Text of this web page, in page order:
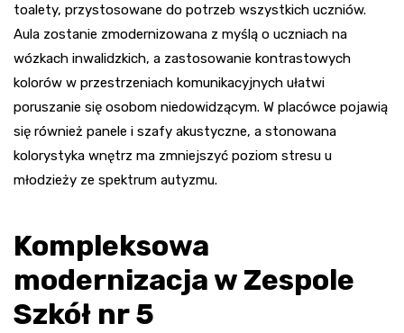
toalety, przystosowane do potrzeb wszystkich uczniów.
Aula zostanie zmodernizowana z myślą o uczniach na
wózkach inwalidzkich, a zastosowanie kontrastowych
kolorów w przestrzeniach komunikacyjnych ułatwi
poruszanie się osobom niedowidzącym. W placówce pojawią
się również panele i szafy akustyczne, a stonowana
kolorystyka wnętrz ma zmniejszyć poziom stresu u
młodzieży ze spektrum autyzmu.
Kompleksowa
modernizacja w Zespole
Szkół nr 5